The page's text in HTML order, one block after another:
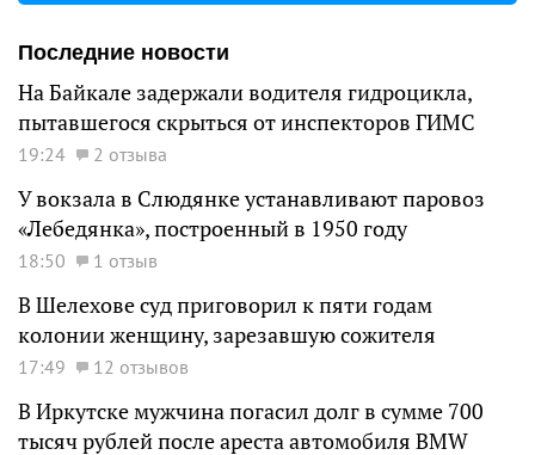
Последние новости
На Байкале задержали водителя гидроцикла,
пытавшегося скрыться от инспекторов ГИМС
19:24 2 отзыва
У вокзала в Слюдянке устанавливают паровоз
«Лебедянка», построенный в 1950 году
18:50 1 отзыв
В Шелехове суд приговорил к пяти годам
колонии женщину, зарезавшую сожителя
17:49 12 отзывов
В Иркутске мужчина погасил долг в сумме 700
тысяч рублей после ареста автомобиля BMW